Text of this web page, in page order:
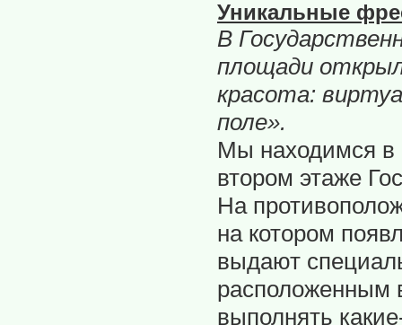
Уникальные
В
площади
красота:
поле».
Мы находимся в
втором этаже
На
на котором
выдают
расположенным
выполнять